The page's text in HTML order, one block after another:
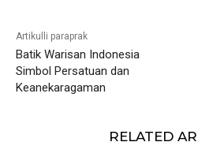
Artikulli paraprak
Batik Warisan Indonesia
Simbol Persatuan dan
Keanekaragaman
RELATED